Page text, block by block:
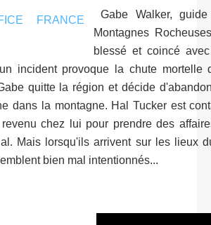
Gabe Walker,
Montagnes
blessé et coincé
un incident provoque la chute
quitte la région et décide
dans la montagne. Hal Tucker est
chez lui pour prendre des
Mais lorsqu'ils arrivent sur les lieux
bien mal intentionnés...